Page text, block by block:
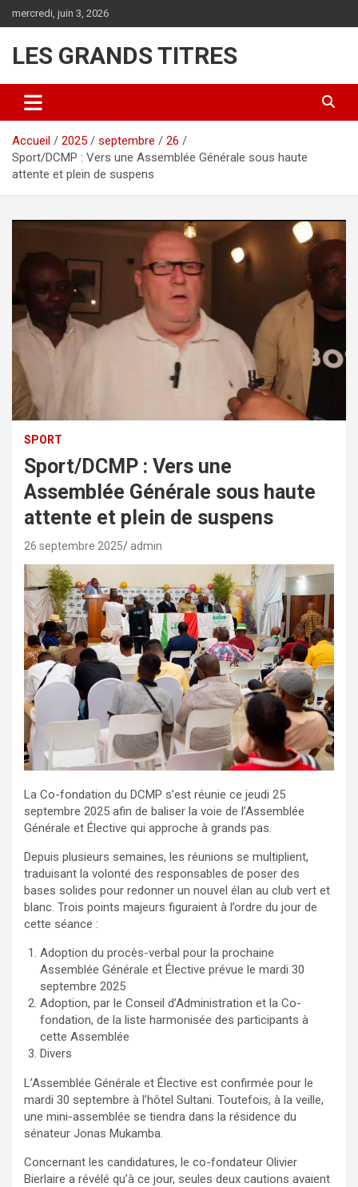
au
mercredi, juin 3, 2026
LES GRANDS TITRES
Accueil 2025 septembre
26
Sport/DCMP : Vers une Assemblée Générale sous haute
attente et plein de suspens
SPORT
Sport/DCMP : Vers une
Assemblée Générale sous haute
attente et plein de suspens
26 septembre 2025 admin
La Co-fondation du DCMP s’est réunie ce jeudi 25
septembre 2025 afin de baliser la voie de l’Assemblée
Générale et Élective qui approche à grands pas.
Depuis plusieurs semaines, les réunions se multiplient,
traduisant la volonté des responsables de poser des
bases solides pour redonner un nouvel élan au club vert et
blanc. Trois points majeurs figuraient à l’ordre du jour de
cette séance :
Adoption du procès-verbal pour la prochaine
Assemblée Générale et Élective prévue le mardi 30
septembre 2025
Adoption, par le Conseil d’Administration et la Co-
fondation, de la liste harmonisée des participants à
cette Assemblée
Divers
L’Assemblée Générale et Élective est confirmée pour le
mardi 30 septembre à l’hôtel Sultani. Toutefois, à la veille,
une mini-assemblée se tiendra dans la résidence du
sénateur Jonas Mukamba.
Concernant les candidatures, le co-fondateur Olivier
Bierlaire a révélé qu’à ce jour, seules deux cautions avaient